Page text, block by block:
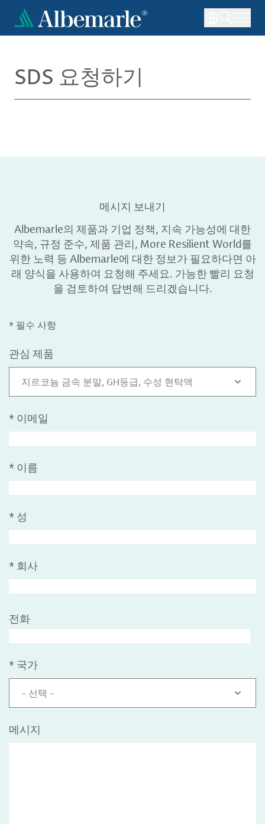
콘
SDS 요청하기
메시지 보내기
Albemarle의 제품과 기업 정책, 지속 가능성에 대한
약속, 규정 준수, 제품 관리, More Resilient World를
위한 노력 등 Albemarle에 대한 정보가 필요하다면 아
래 양식을 사용하여 요청해 주세요. 가능한 빨리 요청
을 검토하여 답변해 드리겠습니다.
* 필수 사항
관심 제품
지르코늄 금속 분말, GH등급, 수성 현탁액
* 이메일
* 이름
* 성
* 회사
전화
* 국가
- 선택 -
메시지